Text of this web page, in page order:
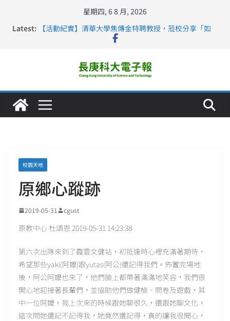
星期四, 6 8 月, 2026
Latest:
【活動紀實】清華大學焦傳金特聘教授，蒞校分享「如
長庚科大連四年穩居《遠見》醫學大學第5名 辦學實力再
深化永續醫療 長庚科大攜菲、印頂尖大學跨國合作
長庚科大護理系勇奪2026羅馬尼亞歐洲盃國際發明展雙
金牌暨雙特別獎 AI智慧照護與護理教育創新獲國際肯定
校園天地
原鄉心蹤跡
2019-05-31 cgust
原教中心 杜頌恩 2019-05-31 14:23:38
第六次出隊來到了霞雲文健站，初抵達時心裡充滿著期待，
希望那些yaki(阿嬤)跟yutas(阿公)還記得我們。佈置完場地
後，阿公阿嬤也來了，他們臉上都帶著滿滿地笑容，我們很
開心地迎接著長輩們，並協助他們做健檢、問卷及遊戲，其
中一位阿嬤，我上次來的時候跟她聊很久，還跟她聊文化，
這次問她還記不記得我，她竟然還記得，真的讓我很開心，